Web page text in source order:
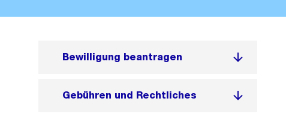
Bewilligung beantragen
Gebühren und Rechtliches